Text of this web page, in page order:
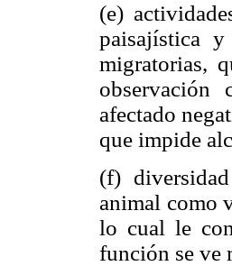
(e)
paisajística
migratorias,
observación
afectado
que impide
(f)
animal como
lo cual le
función se ve